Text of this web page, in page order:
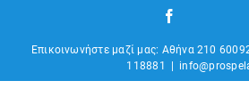
περιεχόμενο
Επικοινωνήστε μαζί μας: Αθήνα 210
118881